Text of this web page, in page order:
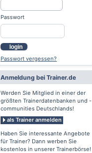
Passwort
login
Passwort vergessen?
Anmeldung bei Trainer.de
Werden Sie Mitglied in einer der
größten Trainerdatenbanken und -
communities Deutschlands!
als Trainer anmelden
Haben Sie interessante Angebote
für Trainer? Dann werben Sie
kostenlos in unserer Trainerbörse!